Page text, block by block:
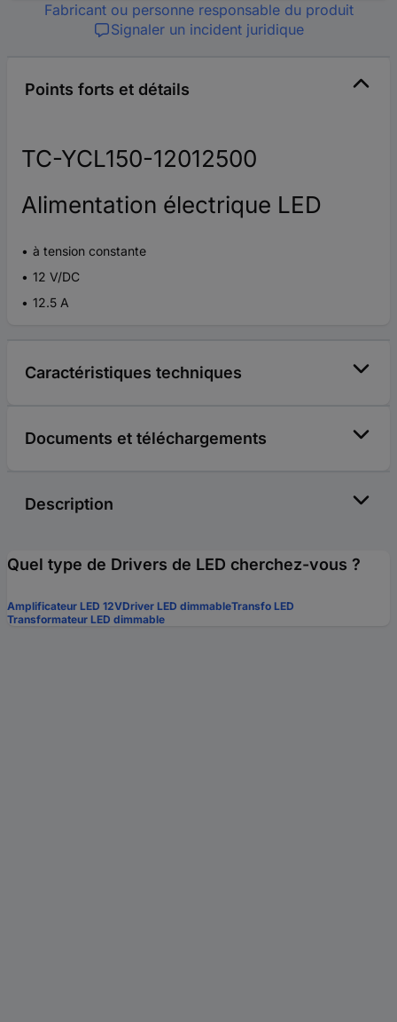
Fabricant ou personne responsable du produit
Signaler un incident juridique
Points forts et détails
TC-YCL150-12012500
Alimentation électrique LED
à tension constante
12 V/DC
12.5 A
Caractéristiques techniques
Documents et téléchargements
Description
Quel type de Drivers de LED cherchez-vous ?
Amplificateur LED 12VDriver LED dimmableTransfo LED
Transformateur LED dimmable